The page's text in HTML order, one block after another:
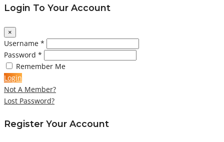
Login To Your Account
×
Username *
Password *
Remember Me
Login
Not A Member?
Lost Password?
Register Your Account